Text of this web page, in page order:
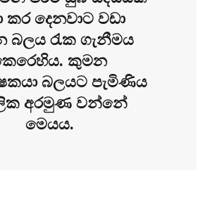
කර දෙනවාට වඩා
බලය රැක ගැනීමය
කුමන
බලයට පැමිණිය
අරමුණ වන්නේ
මෙයය.